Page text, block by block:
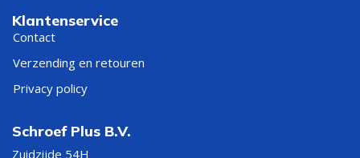
Klantenservice
Contact
Verzending en retouren
Privacy policy
Schroef Plus B.V.
Zuidzijde 54H